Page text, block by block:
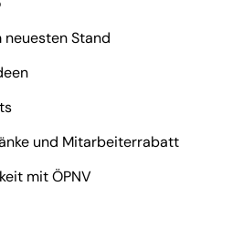
neuesten Stand
und Mitarbeiterrabatt
mit ÖPNV